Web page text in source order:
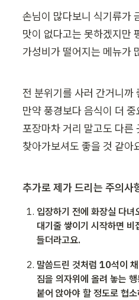
손님이 많다보니 식기류가
맛이 없다고는 못하겠지만
가성비가 떨어지는 메뉴가
전 분위기를 사러 간거니까
만약 풍경보다 음식이 더
포장마차 거리 말고도 다른
찾아가보셔도 좋을 것 같아
추가로 제가 드리는 주의사
입장하기 전에 화장실 다녀
대기줄 쌓이기 시작하면 비
들더라고요.
말씀드린 것처럼 10석이
짐을 의자위에 올려 놓는
붙어 앉아야 할 정도로 협